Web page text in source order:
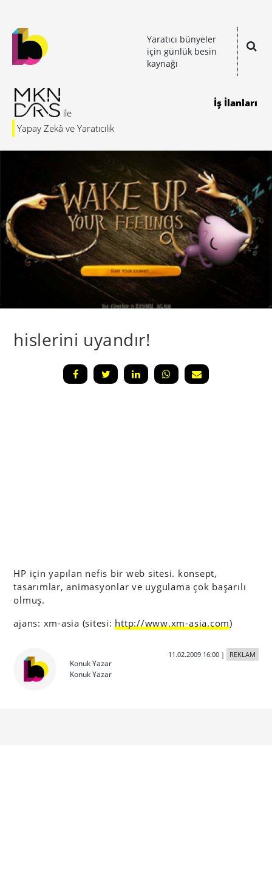
Yaratıcı bünyeler
için günlük besin
kaynağı
Yapay Zekâ ve Yaratıcılık
İş İlanları
hislerini uyandır!
HP için yapılan nefis bir web sitesi. konsept,
tasarımlar, animasyonlar ve uygulama çok başarılı
olmuş.
ajans: xm-asia (sitesi: http://www.xm-asia.com)
Konuk Yazar
Konuk Yazar
11.02.2009 16:00| REKLAM